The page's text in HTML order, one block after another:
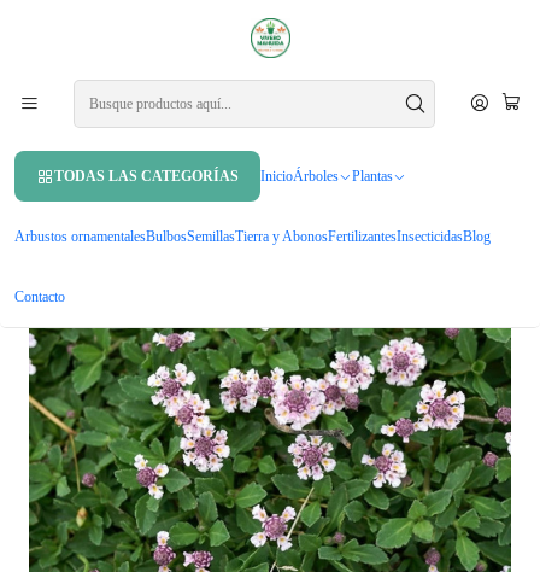
TODAS LAS CATEGORÍAS InicioÁrboles Plantas
Arbustos ornamentalesBulbosSemillasTierra y AbonosFertilizantesInsecticidasBlog
Contacto
APROVECHA UN 10% DE DCTO. EN TU PRIMERA COMPRA USANDO
Inicio Árboles
Pack De 10 Tiqui Tiqui Cubresuelo Nativo Ornamental